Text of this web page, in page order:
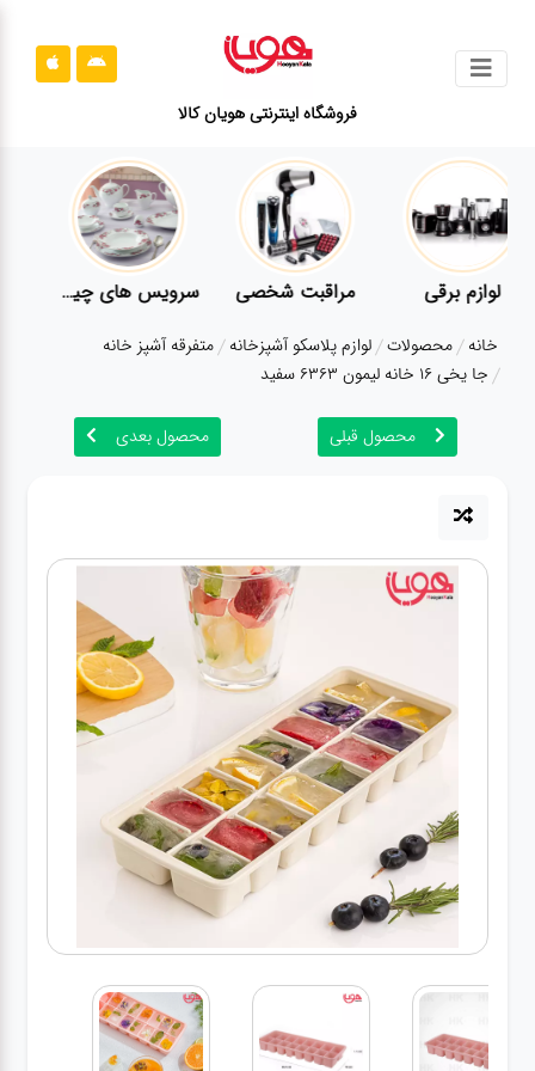
فروشگاه اینترنتی هویان کالا
محصولات
قوانین
سایت
ارتباط
باما
درباره
مراقبت شخصی
سرویس های
چینی زرین
قاشق و چنگال
لوازم خانه
لوازم پلاسکو
لوازم متفرقه
لوازم برقی مراقبت شخصی
خانه محصولات لوازم پلاسکو آشپزخانه متفرقه آشپز خانه
جا یخی 16 خانه لیمون 6363 سفید
محصول قبلی محصول بعدی